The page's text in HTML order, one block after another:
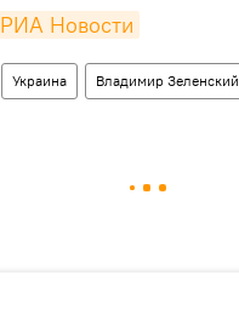
РИА Новости
Украина Владимир Зеленский